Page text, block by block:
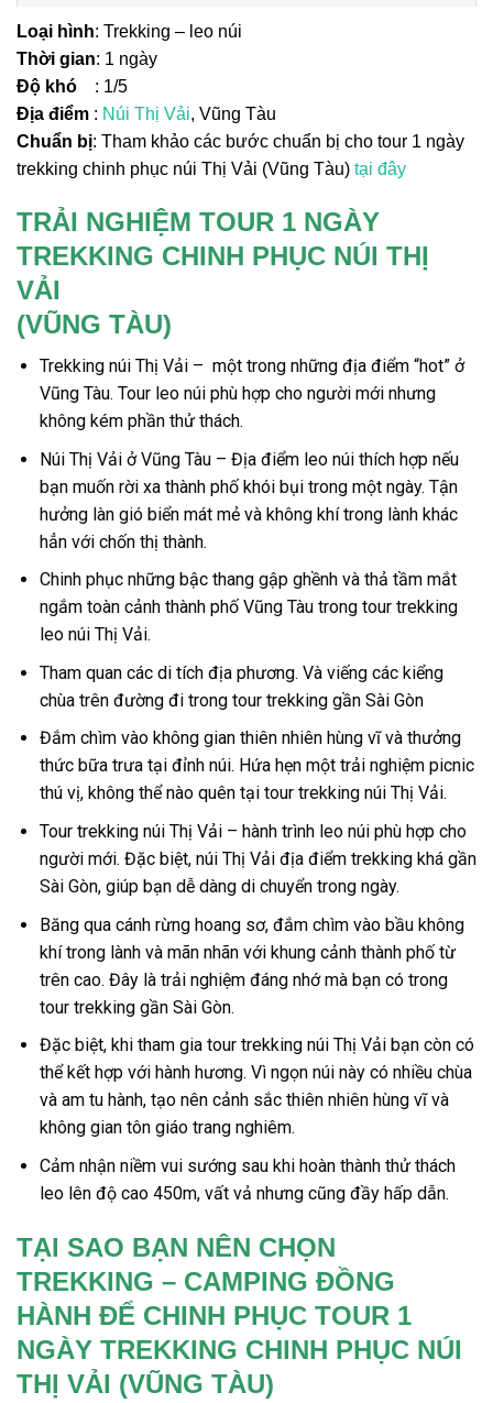
Loại hình: Trekking – leo núi
Thời gian: 1 ngày
Độ khó : 1/5
Địa điểm : Núi Thị Vải, Vũng Tàu
Chuẩn bị: Tham khảo các bước chuẩn bị cho tour 1 ngày
trekking chinh phục núi Thị Vải (Vũng Tàu) tại đây
TRẢI NGHIỆM TOUR 1 NGÀY
TREKKING CHINH PHỤC NÚI THỊ
VẢI
(VŨNG TÀU)
Trekking núi Thị Vải– một trong những địa điểm “hot” ở
Vũng Tàu. Tourleo núi phù hợp cho người mớinhưng
không kém phần thử thách.
Núi Thị Vảiở Vũng Tàu – Địa điểm leo núithích hợp nếu
bạn muốn rời xa thành phố khói bụi trong một ngày. Tận
hưởng làn gió biển mát mẻ và không khí trong lành khác
hẳn với chốn thị thành.
Chinh phục những bậc thang gập ghềnh và thả tầm mắt
ngắm toàn cảnh thành phố Vũng Tàutrong tour trekking
leo núi Thị Vải.
Tham quan các di tích địa phương. Và viếng các kiểng
chùa trên đường đi trongtour trekking gần Sài Gòn
Đắm chìm vào không gian thiên nhiên hùng vĩ và thưởng
thức bữa trưa tại đỉnh núi. Hứa hẹn một trải nghiệm picnic
thú vị, không thể nào quên tại tour trekking núi Thị Vải.
Tour trekking núi Thị Vải– hành trình leo núi phù hợp cho
người mới. Đặc biệt, núi Thị Vải địa điểm trekking khá gần
Sài Gòn, giúp bạn dễ dàng di chuyển trong ngày.
Băng qua cánh rừng hoang sơ, đắm chìm vào bầu không
khí trong lành và mãn nhãn với khung cảnh thành phố từ
trên cao. Đây là trải nghiệm đáng nhớ mà bạn có trong
tour trekking gần Sài Gòn.
Đặc biệt, khi tham gia tour trekking núi Thị Vải bạn còn có
thể kết hợp với hành hương. Vì ngọn núi này có nhiều chùa
và am tu hành, tạo nên cảnh sắc thiên nhiên hùng vĩ và
không gian tôn giáo trang nghiêm.
Cảm nhận niềm vui sướng sau khi hoàn thành thử thách
leo lên độ cao 450m, vất vả nhưng cũng đầy hấp dẫn.
TẠI SAO BẠN NÊN CHỌN
TREKKING – CAMPING ĐỒNG
HÀNH ĐỂ CHINH PHỤC TOUR 1
NGÀY TREKKING CHINH PHỤC NÚI
THỊ VẢI (VŨNG TÀU)